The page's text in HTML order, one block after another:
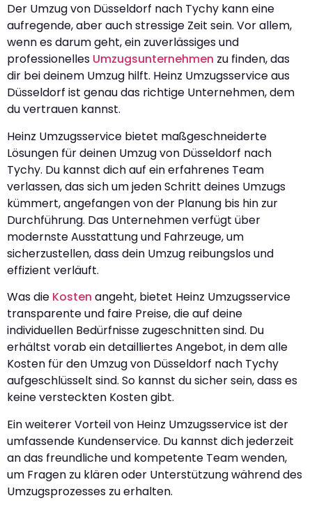
Der Umzug von Düsseldorf nach Tychy kann eine
aufregende, aber auch stressige Zeit sein. Vor allem,
wenn es darum geht, ein zuverlässiges und
professionelles Umzugsunternehmen zu finden, das
dir bei deinem Umzug hilft. Heinz Umzugsservice aus
Düsseldorf ist genau das richtige Unternehmen, dem
du vertrauen kannst.
Heinz Umzugsservice bietet maßgeschneiderte
Lösungen für deinen Umzug von Düsseldorf nach
Tychy. Du kannst dich auf ein erfahrenes Team
verlassen, das sich um jeden Schritt deines Umzugs
kümmert, angefangen von der Planung bis hin zur
Durchführung. Das Unternehmen verfügt über
modernste Ausstattung und Fahrzeuge, um
sicherzustellen, dass dein Umzug reibungslos und
effizient verläuft.
Was die Kosten angeht, bietet Heinz Umzugsservice
transparente und faire Preise, die auf deine
individuellen Bedürfnisse zugeschnitten sind. Du
erhältst vorab ein detailliertes Angebot, in dem alle
Kosten für den Umzug von Düsseldorf nach Tychy
aufgeschlüsselt sind. So kannst du sicher sein, dass es
keine versteckten Kosten gibt.
Ein weiterer Vorteil von Heinz Umzugsservice ist der
umfassende Kundenservice. Du kannst dich jederzeit
an das freundliche und kompetente Team wenden,
um Fragen zu klären oder Unterstützung während des
Umzugsprozesses zu erhalten.